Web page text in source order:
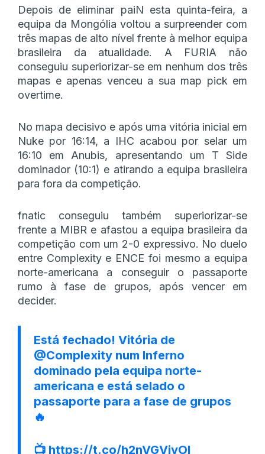
Depois de eliminar paiN esta quinta-feira, a
equipa da Mongólia voltou a surpreender com
três mapas de alto nível frente à melhor equipa
brasileira da atualidade. A FURIA não
conseguiu superiorizar-se em nenhum dos três
mapas e apenas venceu a sua map pick em
overtime.
No mapa decisivo e após uma vitória inicial em
Nuke por 16:14, a IHC acabou por selar um
16:10 em Anubis, apresentando um T Side
dominador (10:1) e atirando a equipa brasileira
para fora da competição.
fnatic conseguiu também superiorizar-se
frente a MIBR e afastou a equipa brasileira da
competição com um 2-0 expressivo. No duelo
entre Complexity e ENCE foi mesmo a equipa
norte-americana a conseguir o passaporte
rumo à fase de grupos, após vencer em
decider.
Está fechado! Vitória de
@Complexity num Inferno
dominado pela equipa norte-
americana e está selado o
passaporte para a fase de grupos
🔥
📺 https://t.co/h2nVGVjyOI